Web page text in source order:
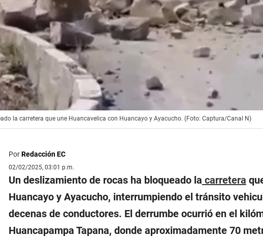
la carretera que une Huancavelica con Huancayo y Ayacucho. (Foto: Captura/Canal N)
PorRedacción EC
02/02/2025, 03:01 p.m.
Un deslizamiento de rocas ha bloqueado la carretera
Huancayo y Ayacucho, interrumpiendo el tránsito
decenas de conductores. El derrumbe ocurrió en el
Huancapampa Tapana, donde aproximadamente 70